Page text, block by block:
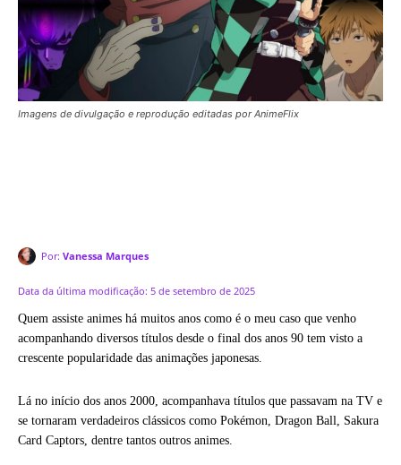
Imagens de divulgação e reprodução editadas por AnimeFlix
Por: Vanessa Marques
Data da última modificação: 5 de setembro de 2025
Quem assiste animes há muitos anos como é o meu caso que venho
acompanhando diversos títulos desde o final dos anos 90 tem visto a
crescente popularidade das animações japonesas.
Lá no início dos anos 2000, acompanhava títulos que passavam na TV e
se tornaram verdadeiros clássicos como Pokémon, Dragon Ball, Sakura
Card Captors, dentre tantos outros animes.